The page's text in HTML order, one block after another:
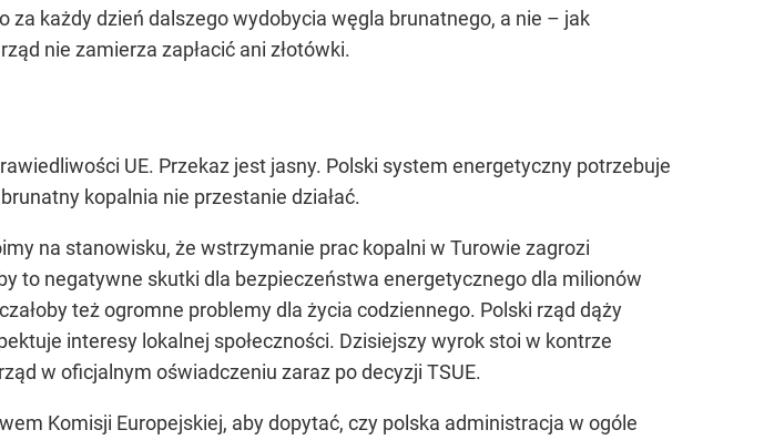
za każdy dzień dalszego wydobycia węgla brunatnego, a nie – jak
nie zamierza zapłacić ani złotówki.
UE. Przekaz jest jasny. Polski system energetyczny potrzebuje
kopalnia nie przestanie działać.
na stanowisku, że wstrzymanie prac kopalni w Turowie zagrozi
to negatywne skutki dla bezpieczeństwa energetycznego dla milionów
też ogromne problemy dla życia codziennego. Polski rząd dąży
interesy lokalnej społeczności. Dzisiejszy wyrok stoi w kontrze
w oficjalnym oświadczeniu zaraz po decyzji TSUE.
Komisji Europejskiej, aby dopytać, czy polska administracja w ogóle